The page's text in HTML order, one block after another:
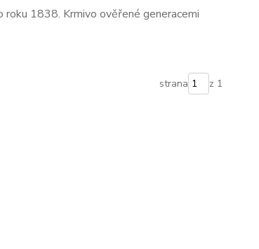
1838. Krmivo ověřené generacemi
strana z 1